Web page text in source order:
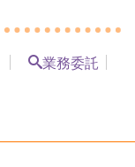
業務委託